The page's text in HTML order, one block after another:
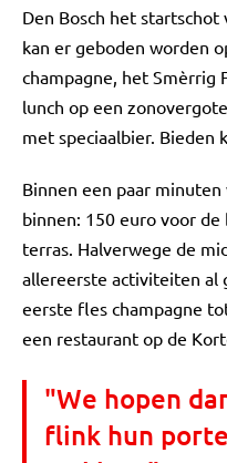
Den Bosch het startschot
kan er geboden worden
champagne, het Smèrrig
lunch op een
met speciaalbier. Bieden
Binnen een paar
binnen: 150 euro voor
terras. Halverwege de
allereerste activiteiten al
eerste fles champagne
een restaurant op de
"We hopen
flink hun